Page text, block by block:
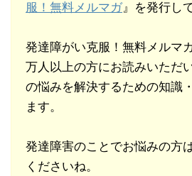
服！無料メルマガ』を発行し
発達障がい克服！無料メルマ
万人以上の方にお読みいただ
の悩みを解決するための知識
ます。
発達障害のことでお悩みの方
くださいね。